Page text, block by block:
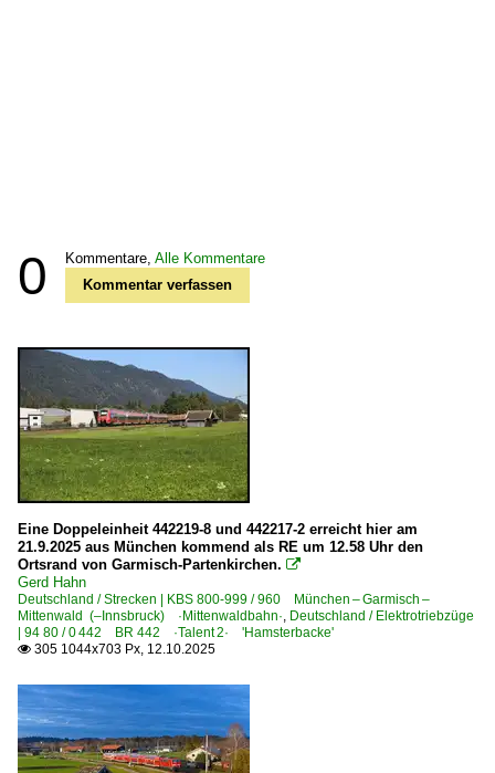
0 Kommentare, Alle Kommentare
Kommentar verfassen
Eine Doppeleinheit 442219-8 und 442217-2 erreicht hier am
21.9.2025 aus München kommend als RE um 12.58 Uhr den
Ortsrand von Garmisch-Partenkirchen. 
Gerd Hahn
Deutschland / Strecken | KBS 800-999 / 960 München – Garmisch –
Mittenwald (–Innsbruck) ·Mittenwaldbahn·, Deutschland / Elektrotriebzüge
| 94 80 / 0 442 BR 442 ·Talent 2· 'Hamsterbacke'
 305 1044x703 Px, 12.10.2025